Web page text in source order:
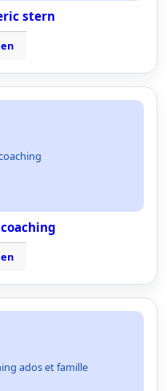
stern
ados et famille